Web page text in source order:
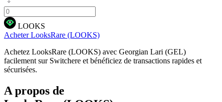
LOOKS
Acheter LooksRare (LOOKS)
Achetez LooksRare (LOOKS) avec Georgian Lari (GEL)
facilement sur Switchere et bénéficiez de transactions rapides et
sécurisées.
A propos de